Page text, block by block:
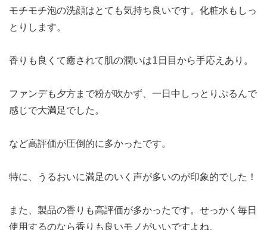
モチモチ泡の洗顔はとても気持ち良いです。化粧水もしっ
とりします。
香りも良くて癒されて肌の潤いは1日目から手応えあり。
ファンデも夕方まで粉が吹かず、一日中しっとりぷるんで
感じで大満足でした。
など高評価が圧倒的に多かったです。
特に、うるおいに満足のいく声が多いのが印象的でした！
また、製品の香りも高評価が多かったです。せっかく毎日
使用するのなら香りも良いモノがいいですよね。